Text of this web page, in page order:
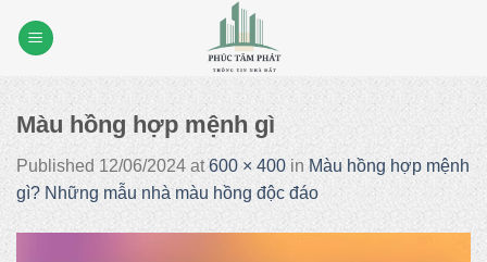
Màu hồng hợp mệnh gì
Published 12/06/2024 at600 × 400 inMàu hồng hợp mệnh
gì? Những mẫu nhà màu hồng độc đáo